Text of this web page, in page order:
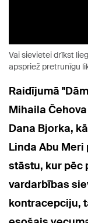
Vai sievietei drīkst
apspriež pretrunīgu
Raidījumā
Mihaila
Dana Bjorka,
Linda Abu
stāstu, kur pēc
vardarbības
kontracepciju,